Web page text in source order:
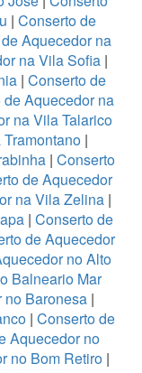
| Conserto de
Aquecedor na
na Vila Sofia |
| Conserto de
Aquecedor na
na Vila Talarico
|
| Conserto
de Aquecedor
na Vila Zelina|
| Conserto de
de Aquecedor
no Alto
Balneario Mar
no Baronesa |
| Conserto de
Aquecedor no
no Bom Retiro |